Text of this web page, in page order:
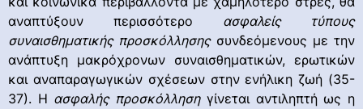
αναπτύξουν περισσότερο ασφαλείς τύπους
συναισθηματικής προσκόλλησηςσυνδεόμενους με την
ανάπτυξη μακρόχρονων συναισθηματικών, ερωτικών
και αναπαραγωγικών σχέσεων στην ενήλικη ζωή (35-
37). Η ασφαλής προσκόλλησηγίνεται αντιληπτή ως η